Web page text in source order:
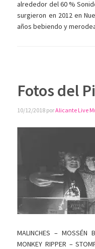
alrededor del 60 %
surgieron en 2012 en
años bebiendo y
Fotos del
10/12/2018 porAlicante Live
MALINCHES – MOSSÉN
MONKEY RIPPER –